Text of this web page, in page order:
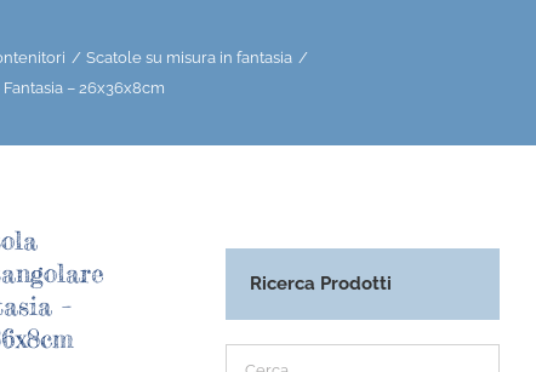
Scatole su misura in fantasia
– 26x36x8cm
–
Ricerca Prodotti